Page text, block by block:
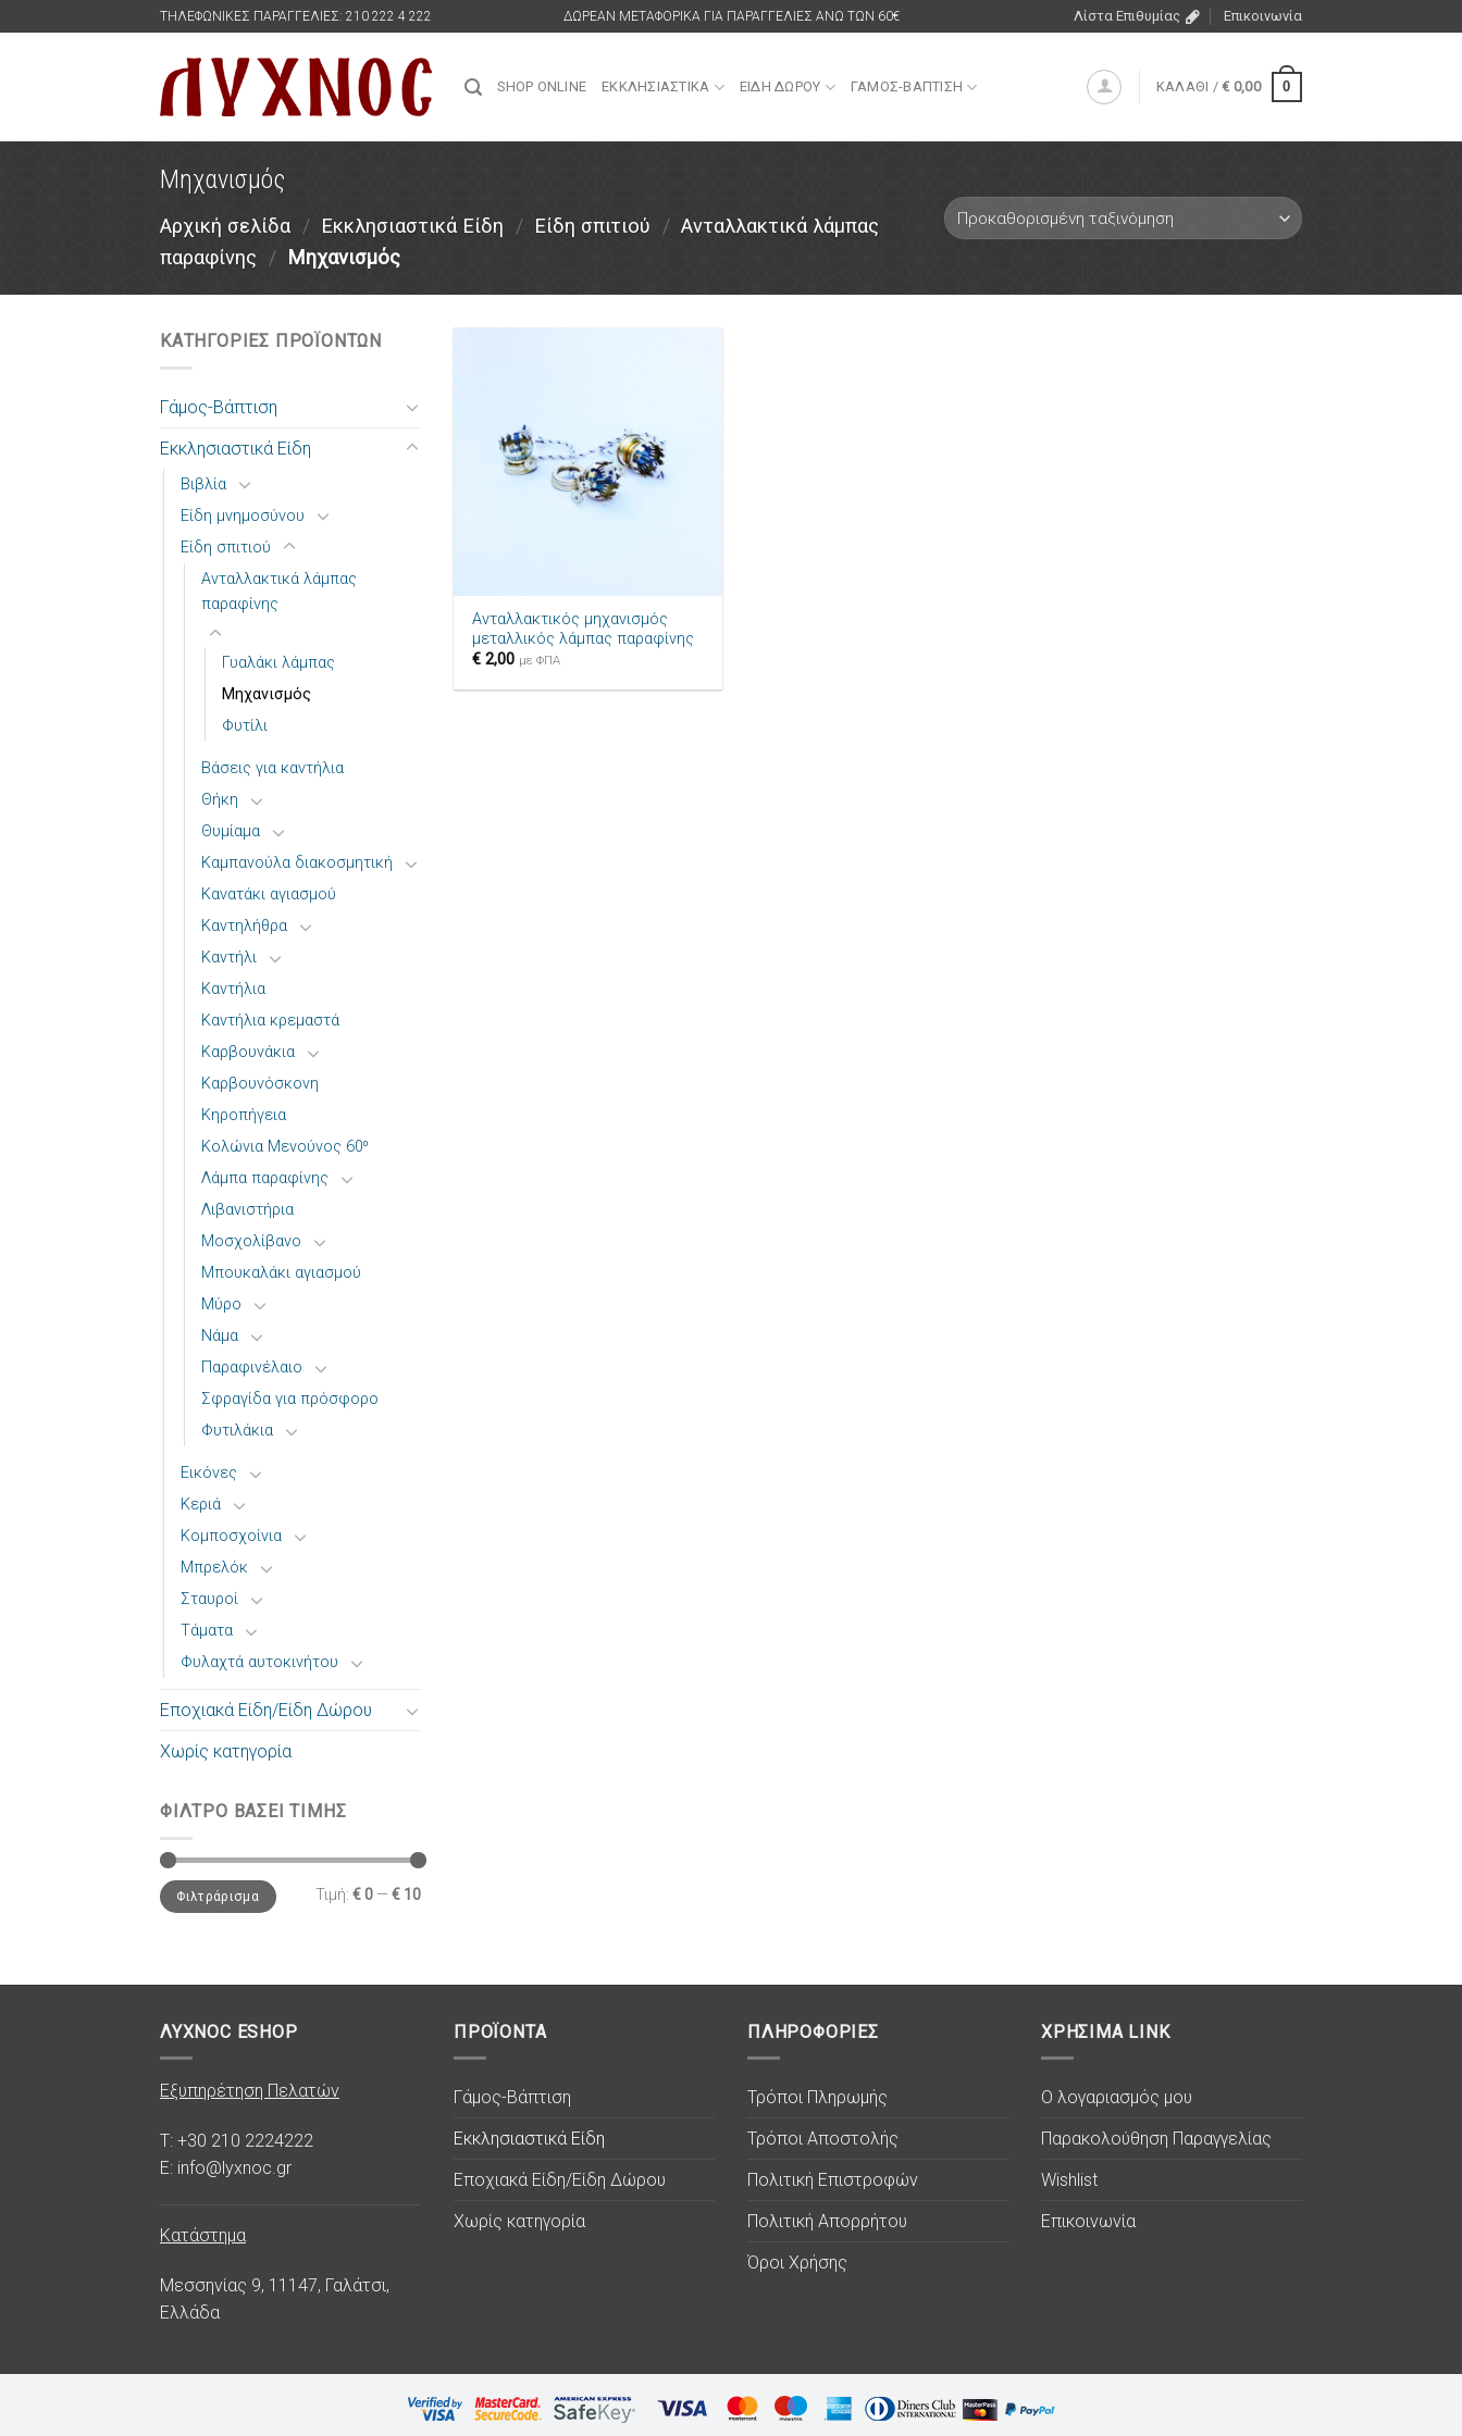
ΤΗΛΕΦΩΝΙΚΕΣ ΠΑΡΑΓΓΕΛΙΕΣ: 210 222 4 222 ΔΩΡΕΑΝ ΜΕΤΑΦΟΡΙΚΑ ΓΙΑ ΠΑΡΑΓΓΕΛΙΕΣ ΑΝΩ ΤΩΝ 60€ Λίστα Επιθυμίας Επικοινωνία
SHOP ONLINE ΕΚΚΛΗΣΙΑΣΤΙΚΑ ΕΙΔΗ ΔΩΡΟΥ ΓΑΜΟΣ-ΒΑΠΤΙΣΗ ΚΑΛΑΘΙ /€ 0,00 0
Μηχανισμός
Αρχική σελίδα / Εκκλησιαστικά Είδη / Είδη σπιτιού / Ανταλλακτικά λάμπας
παραφίνης
/ Μηχανισμός
ΚΑΤΗΓΟΡΙΕΣ ΠΡΟΪΟΝΤΩΝ
Γάμος-Βάπτιση
Εκκλησιαστικά Είδη
Βιβλία
Είδη μνημοσύνου
Είδη σπιτιού
Ανταλλακτικά λάμπας
παραφίνης
Γυαλάκι λάμπας
Μηχανισμός
Φυτίλι
Βάσεις για καντήλια
Θήκη
Θυμίαμα
Καμπανούλα διακοσμητική
Κανατάκι αγιασμού
Καντηλήθρα
Καντήλι
Καντήλια
Καντήλια κρεμαστά
Καρβουνάκια
Καρβουνόσκονη
Κηροπήγεια
Κολώνια Μενούνος 60⁰
Λάμπα παραφίνης
Λιβανιστήρια
Μοσχολίβανο
Μπουκαλάκι αγιασμού
Μύρο
Νάμα
Παραφινέλαιο
Σφραγίδα για πρόσφορο
Φυτιλάκια
Εικόνες
Κεριά
Κομποσχοίνια
Μπρελόκ
Σταυροί
Τάματα
Φυλαχτά αυτοκινήτου
Εποχιακά Είδη/Είδη Δώρου
Χωρίς κατηγορία
ΦΙΛΤΡΟ ΒΑΣΕΙ ΤΙΜΗΣ
Φιλτράρισμα Τιμή: € 0 — € 10
Ανταλλακτικός μηχανισμός
μεταλλικός λάμπας παραφίνης
€ 2,00 με ΦΠΑ
ΛΥΧΝΟC ESHOP
Εξυπηρέτηση Πελατών
T: +30 210 2224222
E: info@lyxnoc.gr
Κατάστημα
Μεσσηνίας 9, 11147, Γαλάτσι,
Ελλάδα
ΠΡΟΪΟΝΤΑ
Γάμος-Βάπτιση
Εκκλησιαστικά Είδη
Εποχιακά Είδη/Είδη Δώρου
Χωρίς κατηγορία
ΠΛΗΡΟΦΟΡΙΕΣ
Τρόποι Πληρωμής
Τρόποι Αποστολής
Πολιτική Επιστροφών
Πολιτική Απορρήτου
Όροι Χρήσης
ΧΡΗΣΙΜΑ LINK
Ο λογαριασμός μου
Παρακολούθηση Παραγγελίας
Wishlist
Επικοινωνία